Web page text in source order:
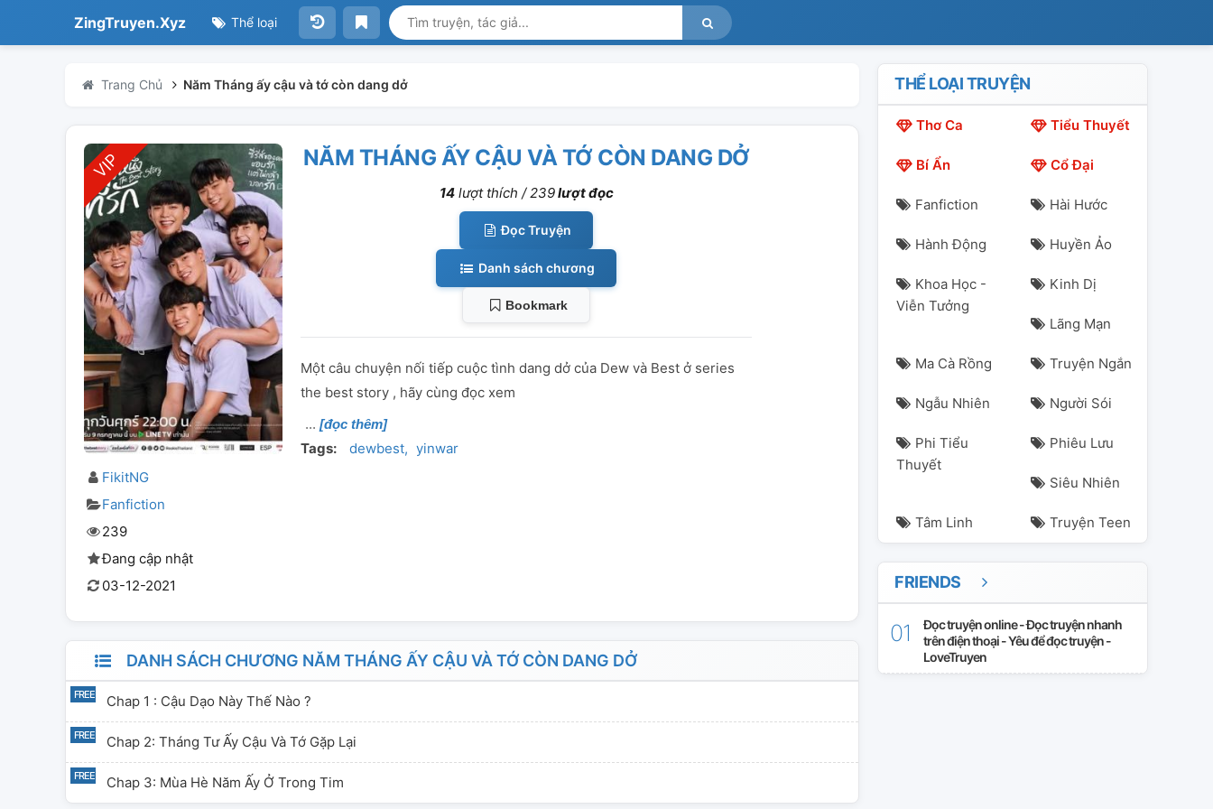
ZingTruyen.Xyz Thể loại
Trang Chủ Năm Tháng ấy cậu và tớ còn dang dở
FikitNG
Fanfiction
239
Đang cập nhật
03-12-2021
NĂM THÁNG ẤY CẬU VÀ TỚ CÒN DANG DỞ
14lượt thích /239lượt đọc
Đọc Truyện
Danh sách chương
Bookmark
Một câu chuyện nối tiếp cuộc tình dang dở của Dew và Best ở series
the best story , hãy cùng đọc xem
[đọc thêm]
Tags: dewbest yinwar
DANH SÁCH CHƯƠNG NĂM THÁNG ẤY CẬU VÀ TỚ CÒN DANG DỞ
Chap 1 : Cậu Dạo Này Thế Nào ?
Chap 2: Tháng Tư Ấy Cậu Và Tớ Gặp Lại
Chap 3: Mùa Hè Năm Ấy Ở Trong Tim
THỂ LOẠI TRUYỆN
Thơ Ca Tiểu Thuyết
Bí Ẩn Cổ Đại
Fanfiction Hài Hước
Hành Động Huyền Ảo
Khoa Học -
Viễn Tưởng
Kinh Dị
Lãng Mạn
Ma Cà Rồng Truyện Ngắn
Ngẫu Nhiên Người Sói
Phi Tiểu
Thuyết
Phiêu Lưu
Siêu Nhiên
Tâm Linh Truyện Teen
FRIENDS
Đọc truyện online - Đọc truyện nhanh
trên điện thoại - Yêu để đọc truyện -
LoveTruyen